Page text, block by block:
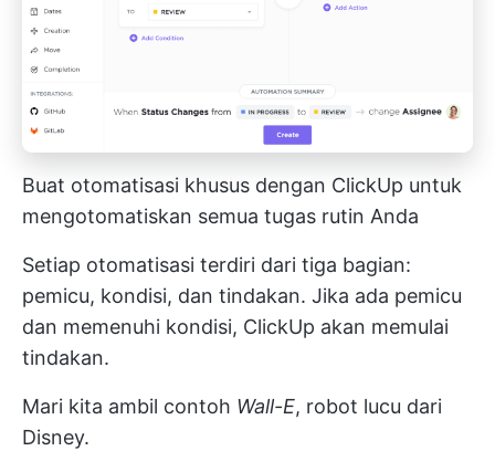
Buat otomatisasi khusus dengan ClickUp untuk
mengotomatiskan semua tugas rutin Anda
Setiap otomatisasi terdiri dari tiga bagian:
pemicu, kondisi, dan tindakan. Jika ada pemicu
dan memenuhi kondisi, ClickUp akan memulai
tindakan.
Mari kita ambil contoh Wall-E, robot lucu dari
Disney.